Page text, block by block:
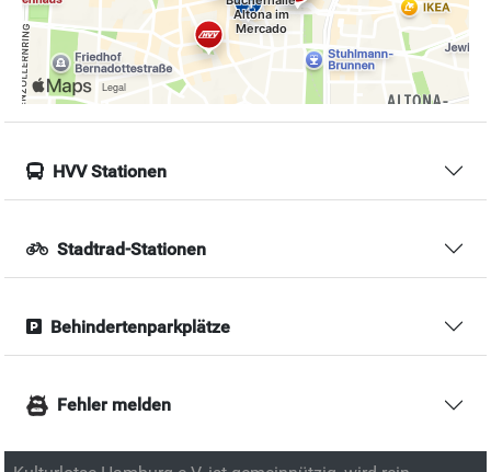
HVV Stationen
Stadtrad-Stationen
Behindertenparkplätze
Fehler melden